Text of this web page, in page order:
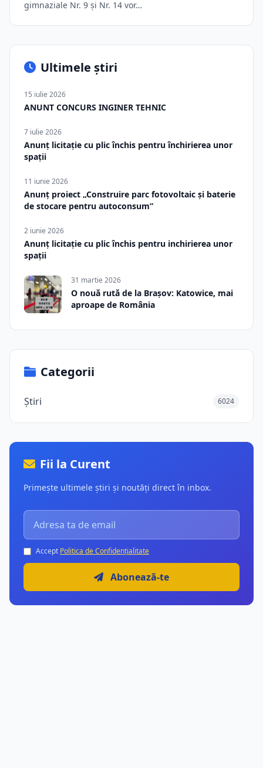
gimnaziale Nr. 9 și Nr. 14 vor…
Ultimele știri
15 iulie 2026
ANUNT CONCURS INGINER TEHNIC
7 iulie 2026
Anunț licitație cu plic închis pentru închirierea unor
spații
11 iunie 2026
Anunț proiect „Construire parc fotovoltaic și baterie
de stocare pentru autoconsum”
2 iunie 2026
Anunț licitație cu plic închis pentru inchirierea unor
spații
31 martie 2026
O nouă rută de la Brașov: Katowice, mai
aproape de România
Categorii
Știri 6024
Fii la Curent
Primește ultimele știri și noutăți direct în inbox.
Accept Politica de Confidențialitate
Abonează-te